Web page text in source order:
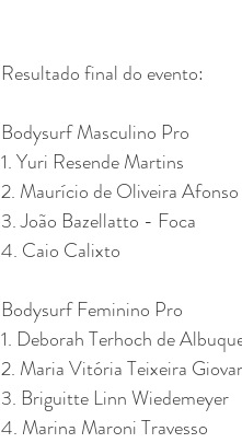
Resultado final do evento:
Bodysurf Masculino Pro
1. Yuri Resende Martins
2. Maurício de Oliveira Afonso
3. João Bazellatto - Foca
4. Caio Calixto
Bodysurf Feminino Pro
1. Deborah Terhoch de
2. Maria Vitória Teixeira
3. Briguitte Linn Wiedemeyer
4. Marina Maroni Travesso